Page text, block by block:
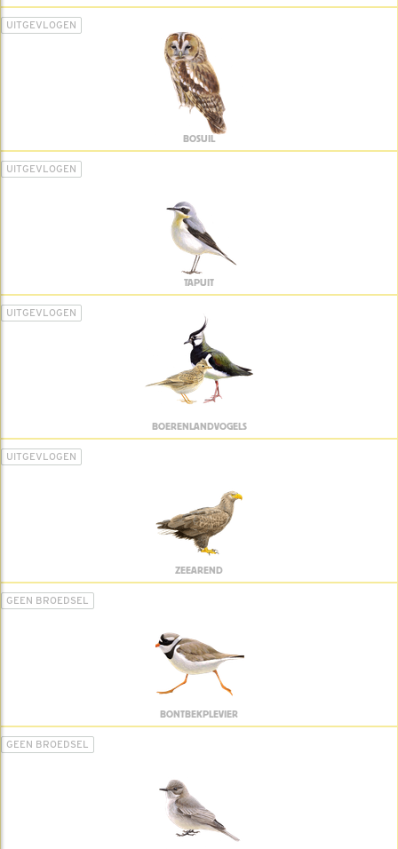
UITGEVLOGEN
BOSUIL
UITGEVLOGEN
TAPUIT
UITGEVLOGEN
BOERENLANDVOGELS
UITGEVLOGEN
ZEEAREND
GEEN BROEDSEL
BONTBEKPLEVIER
GEEN BROEDSEL